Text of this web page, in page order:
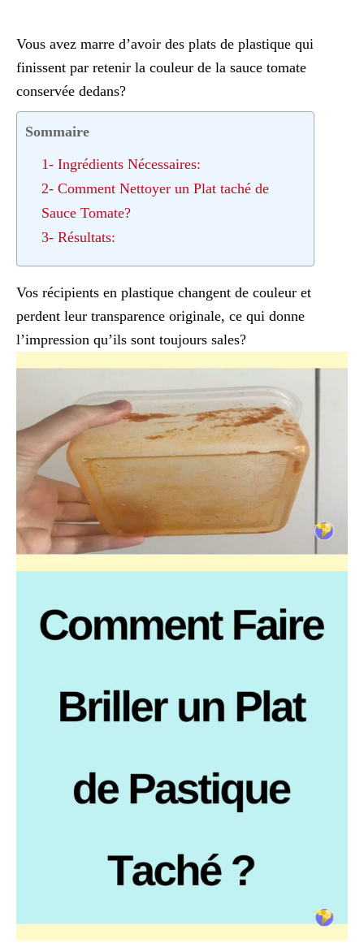
Vous avez marre d’avoir des plats de plastique qui
finissent par retenir la couleur de la sauce tomate
conservée dedans?
Sommaire
1- Ingrédients Nécessaires:
2- Comment Nettoyer un Plat taché de
Sauce Tomate?
3- Résultats:
Vos récipients en plastique changent de couleur et
perdent leur transparence originale, ce qui donne
l’impression qu’ils sont toujours sales?